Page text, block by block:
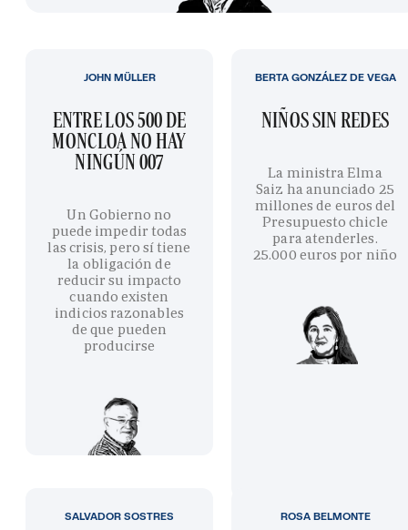
ENTRE LOS 500 DE
MONCLOA NO HAY
NINGÚN 007
Un Gobierno no
puede impedir todas
las crisis, pero sí tiene
la obligación de
reducir su impacto
cuando existen
indicios razonables
de que pueden
producirse
JOHN MÜLLER
NIÑOS SIN REDES
La ministra Elma
Saiz ha anunciado 25
millones de euros del
Presupuesto chicle
para atenderles.
25.000 euros por niño
BERTA GONZÁLEZ DE VEGA
SALVADOR SOSTRES ROSA BELMONTE